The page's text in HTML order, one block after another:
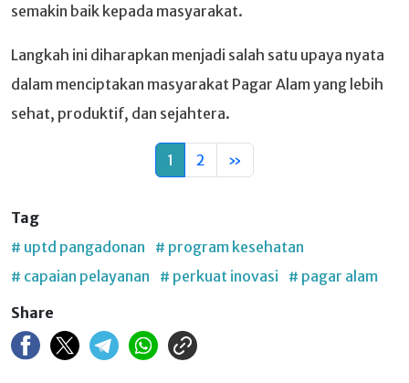
semakin baik kepada masyarakat.
Langkah ini diharapkan menjadi salah satu upaya nyata
dalam menciptakan masyarakat Pagar Alam yang lebih
sehat, produktif, dan sejahtera.
1 2 »
Tag
# uptd pangadonan
# program kesehatan
# capaian pelayanan
# perkuat inovasi
# pagar alam
Share